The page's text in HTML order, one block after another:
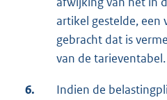
artikel gestelde, een
gebracht dat is
van de tarieventabel.
6.
Indien de